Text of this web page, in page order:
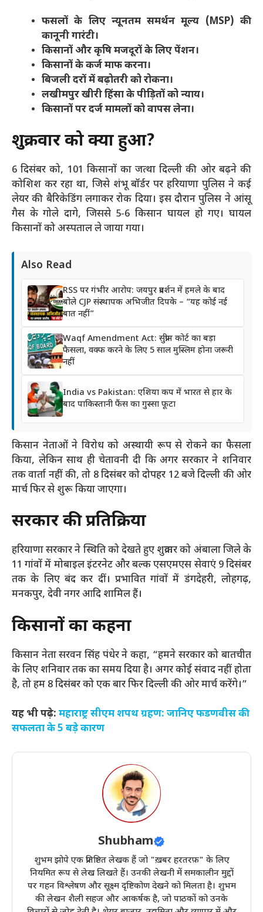
फसलों के लिए न्यूनतम समर्थन मूल्य (MSP) की
कानूनी गारंटी।
किसानों और कृषि मजदूरों के लिए पेंशन।
किसानों के कर्ज माफ करना।
बिजली दरों में बढ़ोतरी को रोकना।
लखीमपुर खीरी हिंसा के पीड़ितों को न्याय।
किसानों पर दर्ज मामलों को वापस लेना।
शुक्रवार को क्या हुआ?
6 दिसंबर को, 101 किसानों का जत्था दिल्ली की ओर बढ़ने की
कोशिश कर रहा था, जिसे शंभू बॉर्डर पर हरियाणा पुलिस ने कई
लेयर की बैरिकेडिंग लगाकर रोक दिया। इस दौरान पुलिस ने आंसू
गैस के गोले दागे, जिससे 5-6 किसान घायल हो गए। घायल
किसानों को अस्पताल ले जाया गया।
Also Read
RSS पर गंभीर आरोप: जयपुर प्रदर्शन में हमले के बाद
बोले CJP संस्थापक अभिजीत दिपके – “यह कोई नई
बात नहीं”
Waqf Amendment Act: सुप्रीम कोर्ट का बड़ा
फैसला, वक्फ करने के लिए 5 साल मुस्लिम होना जरूरी
नहीं
India vs Pakistan: एशिया कप में भारत से हार के
बाद पाकिस्तानी फैंस का गुस्सा फूटा
किसान नेताओं ने विरोध को अस्थायी रूप से रोकने का फैसला
किया, लेकिन साथ ही चेतावनी दी कि अगर सरकार ने शनिवार
तक वार्ता नहीं की, तो 8 दिसंबर को दोपहर 12 बजे दिल्ली की ओर
मार्च फिर से शुरू किया जाएगा।
सरकार की प्रतिक्रिया
हरियाणा सरकार ने स्थिति को देखते हुए शुक्रवार को अंबाला जिले के
11 गांवों में मोबाइल इंटरनेट और बल्क एसएमएस सेवाएं 9 दिसंबर
तक के लिए बंद कर दीं। प्रभावित गांवों में डंगदेहरी, लोहगढ़,
मनकपुर, देवी नगर आदि शामिल हैं।
किसानों का कहना
किसान नेता सरवन सिंह पंधेर ने कहा, “हमने सरकार को बातचीत
के लिए शनिवार तक का समय दिया है। अगर कोई संवाद नहीं होता
है, तो हम 8 दिसंबर को एक बार फिर दिल्ली की ओर मार्च करेंगे।”
यह भी पढ़े: महाराष्ट्र सीएम शपथ ग्रहण: जानिए फडणवीस की
सफलता के 5 बड़े कारण
Shubham
शुभम झोपे एक प्रतिष्ठित लेखक हैं जो "ख़बर हरतरफ़" के लिए
नियमित रूप से लेख लिखते हैं। उनकी लेखनी में समकालीन मुद्दों
पर गहन विश्लेषण और सूक्ष्म दृष्टिकोण देखने को मिलता है। शुभम
की लेखन शैली सहज और आकर्षक है, जो पाठकों को उनके